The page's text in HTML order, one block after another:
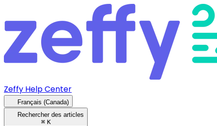
Zeffy Help Center
Français (Canada)
Rechercher des articles
⌘ K